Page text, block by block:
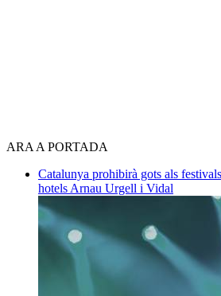
ARA A PORTADA
Catalunya prohibirà gots als
hotels Arnau Urgell i Vidal